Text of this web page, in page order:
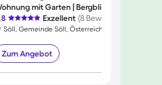
mit Garten | Bergblick
Exzellent (8 Bewertungen)
Söll, Gemeinde Söll, Österreich
Zum Angebot